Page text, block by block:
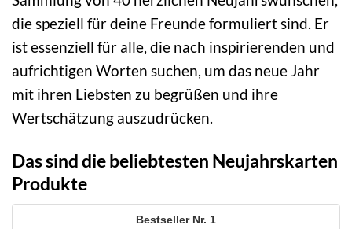
die speziell für deine Freunde formuliert sind. Er
ist essenziell für alle, die nach inspirierenden und
aufrichtigen Worten suchen, um das neue Jahr
mit ihren Liebsten zu begrüßen und ihre
Wertschätzung auszudrücken.
Das sind die beliebtesten Neujahrskarten
Produkte
1